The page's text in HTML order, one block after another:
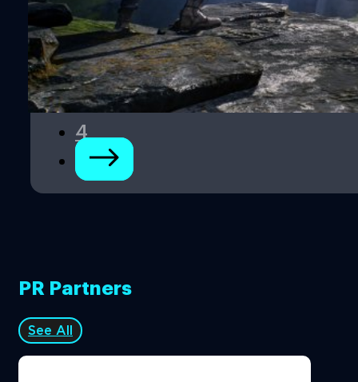
2022 และ Dragon Age ภาคใหม่จะไม่วางจำหน่ายในปี 2022
อย่างไรก็ตาม ทั้งหมดนี้เป็นเพียงข่าวลือเท่านั้น เราคงต้องรอ
ให้ทาง Electronic Arts และ Respawn Entertainment ยืนยัน
อย่างเป็นทางการอีกทีครับ อ้างอิง…
1
2
3
4
PR Partners
See All